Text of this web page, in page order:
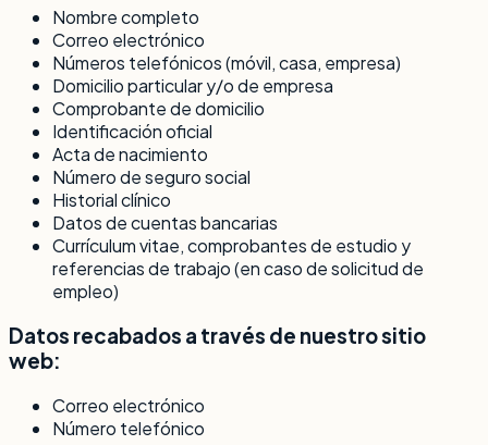
Nombre completo
Correo electrónico
Números telefónicos (móvil, casa, empresa)
Domicilio particular y/o de empresa
Comprobante de domicilio
Identificación oficial
Acta de nacimiento
Número de seguro social
Historial clínico
Datos de cuentas bancarias
Currículum vitae, comprobantes de estudio y
referencias de trabajo (en caso de solicitud de
empleo)
Datos recabados a través de nuestro sitio
web:
Correo electrónico
Número telefónico